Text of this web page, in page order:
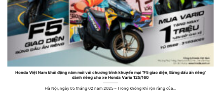
Honda Việt Nam khởi động năm mới với chương trình khuyến mại “F5 giao diện, Bừng dấu ấn riêng”
dành riêng cho xe Honda Vario 125/160
Hà Nội, ngày 05 tháng 02 năm 2025 – Trong không khí rộn ràng của...